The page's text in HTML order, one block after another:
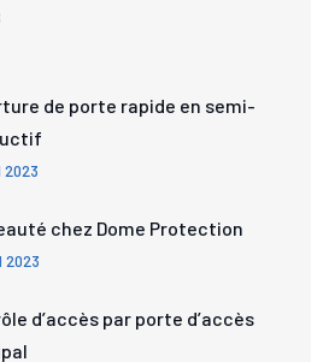
de porte rapide en semi-
2023
chez Dome Protection
2023
d’accès par porte d’accès